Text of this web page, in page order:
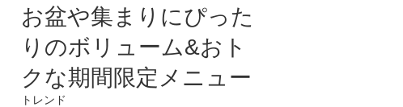
お盆や集まりにぴった
りのボリューム&おト
クな期間限定メニュー
トレンド